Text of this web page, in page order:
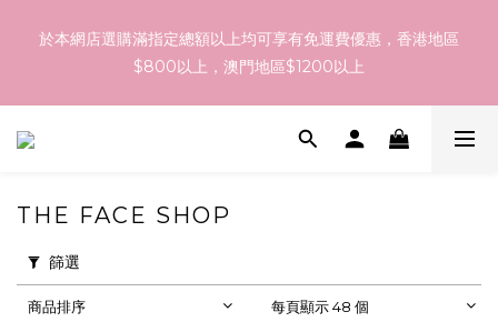
港，最終亦要視乎各品牌最終發貨日子及出貨速度而定。
於本網店選購滿指定總額以上均可享有免運費優惠，香港地區
$800以上，澳門地區$1200以上
訂貨到貨資訊：於 05 - 18/Aug 期間訂貨，預計於 26/Aug 到
THE FACE SHOP
篩選
商品排序 每頁顯示 48 個